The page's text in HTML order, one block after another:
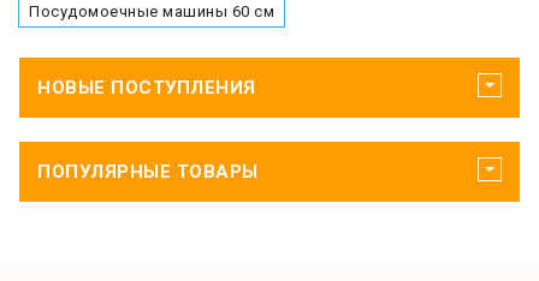
Посудомоечные машины 60 см
НОВЫЕ ПОСТУПЛЕНИЯ
ПОПУЛЯРНЫЕ ТОВАРЫ